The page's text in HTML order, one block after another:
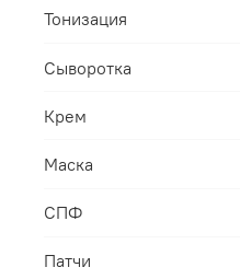
Тонизация
Сыворотка
Крем
Маска
СПФ
Патчи